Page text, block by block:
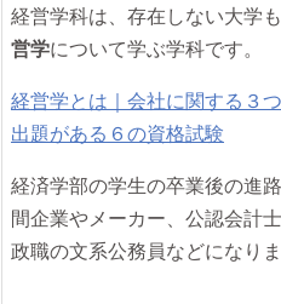
経営学科は、存在しない大学
営学について学ぶ学科です。
経営学とは｜会社に関する３
出題がある６の資格試験
経済学部の学生の卒業後の進
間企業やメーカー、公認会計
政職の文系公務員などになりま